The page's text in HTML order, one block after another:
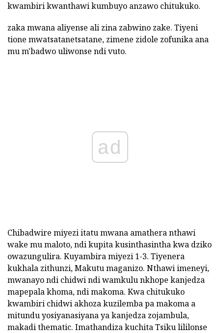
kwambiri kwanthawi kumbuyo anzawo chitukuko.
zaka mwana aliyense ali zina zabwino zake. Tiyeni
tione mwatsatanetsatane, zimene zidole zofunika ana
mu m'badwo uliwonse ndi vuto.
ad
Chibadwire miyezi itatu mwana amathera nthawi
wake mu maloto, ndi kupita kusinthasintha kwa dziko
owazungulira. Kuyambira miyezi 1-3. Tiyenera
kukhala zithunzi, Makutu maganizo. Nthawi imeneyi,
mwanayo ndi chidwi ndi wamkulu nkhope kanjedza
mapepala khoma, ndi makoma. Kwa chitukuko
kwambiri chidwi akhoza kuzilemba pa makoma a
mitundu yosiyanasiyana ya kanjedza zojambula,
makadi thematic. Imathandiza kuchita Tsiku lililonse